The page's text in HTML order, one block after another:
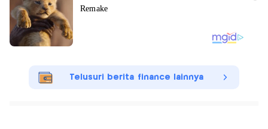
Telusuri berita finance lainnya